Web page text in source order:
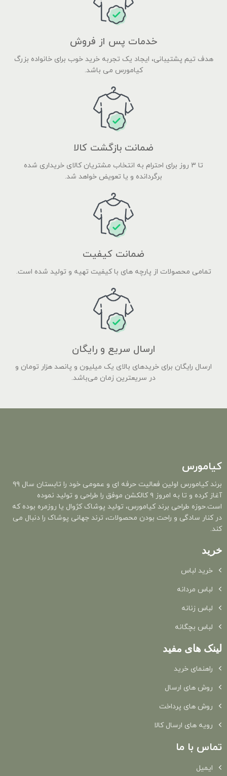
خدمات پس از فروش
هدف تیم پشتیبانی، ایجاد یک تجربه خرید خوب برای خانواده بزرگ
کیامورس می باشد.
ضمانت بازگشت کالا
تا ۳ روز برای احترام به انتخاب مشتریان کالای خریداری شده
برگردانده و یا تعویض خواهد شد.
ضمانت کیفیت
تمامی محصولات از پارچه های با کیفیت تهیه و تولید شده است.
ارسال سریع و رایگان
ارسال رایگان برای خریدهای بالای یک میلیون و پانصد هزار تومان و
در سریعترین زمان می‌باشد.
کیامورس
برند کیامورس اولین فعالیت حرفه ای و عمومی خود را تابستان سال ۹۹
آغاز کرده و تا به امروز ۹ کالکشن موفق را طراحی و تولید نموده
است.حوزه طراحی برند کیامورس، تولید پوشاک کژوال یا روزمره بوده که
در کنار سادگی و راحت بودن محصولات، ترند جهانی پوشاک را دنبال می
کند.
خرید
خرید لباس
لباس مردانه
لباس زنانه
لباس بچگانه
لینک های مفید
راهنمای خرید
روش های ارسال
روش های پرداخت
رویه های ارسال کالا
تماس با ما
ایمیل